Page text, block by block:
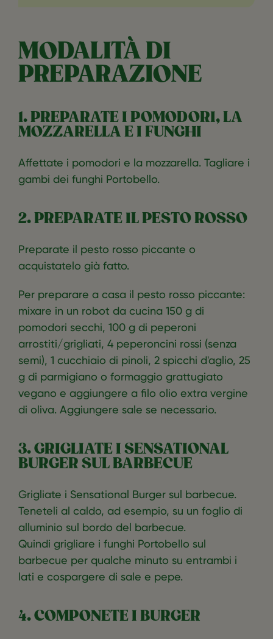
MODALITÀ DI
PREPARAZIONE
1. PREPARATE I POMODORI, LA
MOZZARELLA E I FUNGHI
Affettate i pomodori e la mozzarella. Tagliare i
gambi dei funghi Portobello.
2. PREPARATE IL PESTO ROSSO
Preparate il pesto rosso piccante o
acquistatelo già fatto.
Per preparare a casa il pesto rosso piccante:
mixare in un robot da cucina 150 g di
pomodori secchi, 100 g di peperoni
arrostiti/grigliati, 4 peperoncini rossi (senza
semi), 1 cucchiaio di pinoli, 2 spicchi d'aglio, 25
g di parmigiano o formaggio grattugiato
vegano e aggiungere a filo olio extra vergine
di oliva. Aggiungere sale se necessario.
3. GRIGLIATE I SENSATIONAL
BURGER SUL BARBECUE
Grigliate i Sensational Burger sul barbecue.
Teneteli al caldo, ad esempio, su un foglio di
alluminio sul bordo del barbecue.
Quindi grigliare i funghi Portobello sul
barbecue per qualche minuto su entrambi i
lati e cospargere di sale e pepe.
4. COMPONETE I BURGER